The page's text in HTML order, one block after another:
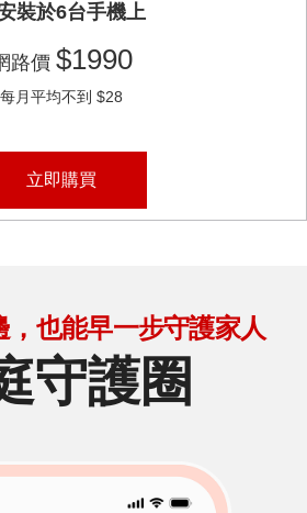
裝於6台手機上
路價 $1990
每月平均不到 $28
立即購買
，也能早一步守護家人
守護圈